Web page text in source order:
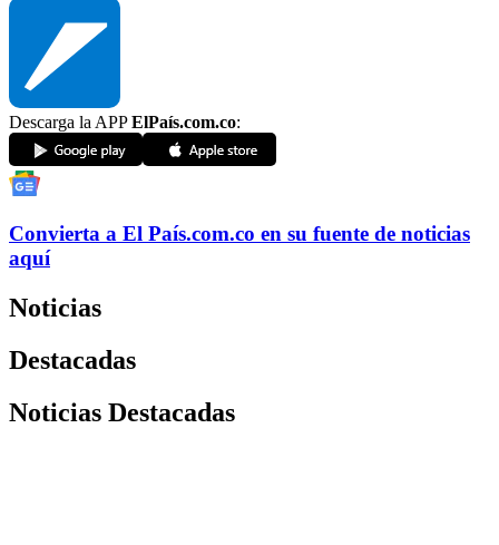
Descarga la APPElPaís.com.co:
Convierta a El País.com.co en su fuente de noticias
aquí
Noticias
Destacadas
Noticias Destacadas